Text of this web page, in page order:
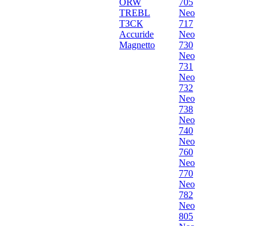
ORW
TREBL
ТЗСК
Accuride
Magnetto
705
Neo
717
Neo
730
Neo
731
Neo
732
Neo
738
Neo
740
Neo
760
Neo
770
Neo
782
Neo
805